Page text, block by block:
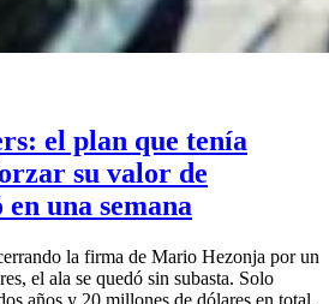
el plan que tenía
su valor de
una semana
la firma de Mario Hezonja por un
el ala se quedó sin subasta. Solo
años y 20 millones de dólares en total.